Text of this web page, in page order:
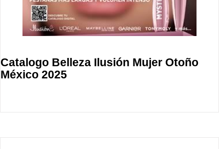
Catalogo Belleza Ilusión Mujer Otoño
México 2025